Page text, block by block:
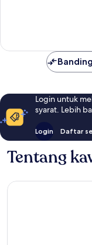
Login untuk
syarat. Lebih
Login Daftar
Tentang